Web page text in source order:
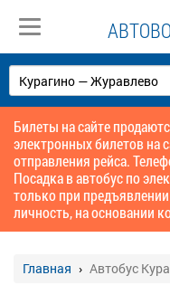
Билеты на сайте
электронных билетов на
отправления рейса.
Посадка в автобус по
только при
личность, на основании
Главная Автобус